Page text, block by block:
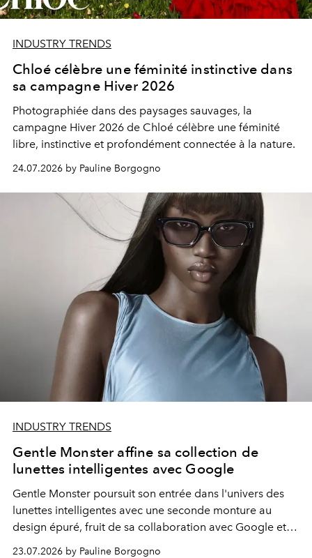
INDUSTRY TRENDS
Chloé célèbre une féminité instinctive dans
sa campagne Hiver 2026
Photographiée dans des paysages sauvages, la
campagne Hiver 2026 de Chloé célèbre une féminité
libre, instinctive et profondément connectée à la nature.
24.07.2026 by Pauline Borgogno
INDUSTRY TRENDS
Gentle Monster affine sa collection de
lunettes intelligentes avec Google
Gentle Monster poursuit son entrée dans l'univers des
lunettes intelligentes avec une seconde monture au
design épuré, fruit de sa collaboration avec Google et
23.07.2026 by Pauline Borgogno